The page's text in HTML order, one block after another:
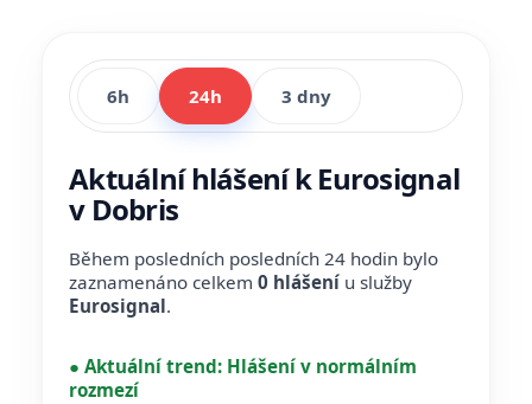
6h 24h 3 dny
Aktuální hlášení k Eurosignal
v Dobris
Během posledních posledních 24 hodin bylo
zaznamenáno celkem 0 hlášení u služby
Eurosignal.
● Aktuální trend: Hlášení v normálním
rozmezí